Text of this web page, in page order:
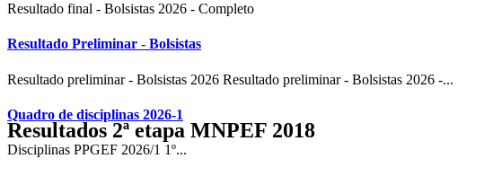
Resultado final - Bolsistas 2026 - Completo
Resultado Preliminar - Bolsistas
Resultado preliminar - Bolsistas 2026 Resultado preliminar - Bolsistas 2026 -...
Quadro de disciplinas 2026-1
Disciplinas PPGEF 2026/1 1º...
Resultados 2ª etapa MNPEF 2018